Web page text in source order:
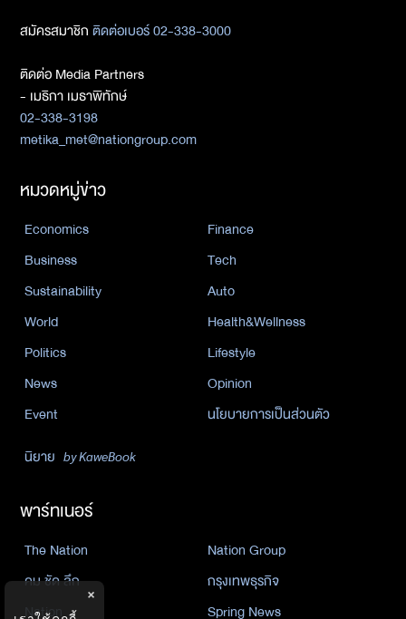
สมัครสมาชิกติดต่อเบอร์ 02-338-3000
ติดต่อ Media Partners
- เมธิกา เมธาพิทักษ์
02-338-3198
metika_met@nationgroup.com
หมวดหมู่ข่าว
Economics
Finance
Business
Tech
Sustainability
Auto
World
Health&Wellness
Politics
Lifestyle
News
Opinion
Event
นโยบายการเป็นส่วนตัว
นิยาย by KaweBook
พาร์ทเนอร์
The Nation
Nation Group
คม ชัด ลึก
กรุงเทพธุรกิจ
Nation
Spring News
×